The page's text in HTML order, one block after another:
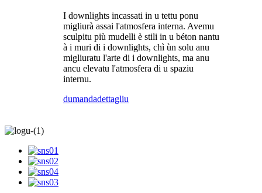
I downlights incassati in u tettu ponu
migliurà assai l'atmosfera interna. Avemu
sculpitu più mudelli è stili in u béton nantu
à i muri di i downlights, chì ùn solu anu
migliuratu l'arte di i downlights, ma anu
ancu elevatu l'atmosfera di u spaziu
internu.
dumandadettagliu